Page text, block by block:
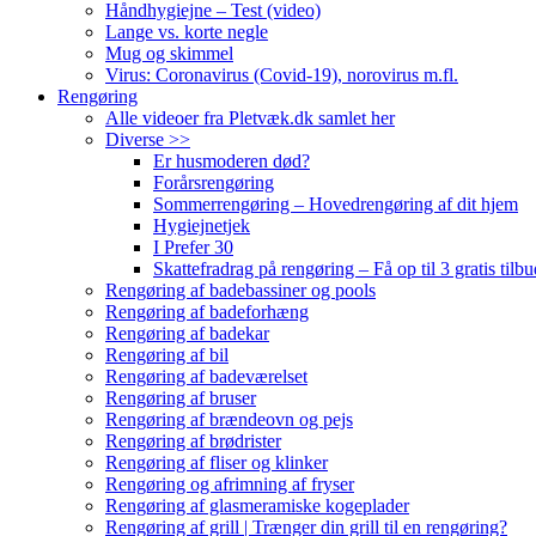
Håndhygiejne – Test (video)
Lange vs. korte negle
Mug og skimmel
Virus: Coronavirus (Covid-19), norovirus m.fl.
Rengøring
Alle videoer fra Pletvæk.dk samlet her
Diverse >>
Er husmoderen død?
Forårsrengøring
Sommerrengøring – Hovedrengøring af dit hjem
Hygiejnetjek
I Prefer 30
Skattefradrag på rengøring – Få op til 3 gratis
Rengøring af badebassiner og pools
Rengøring af badeforhæng
Rengøring af badekar
Rengøring af bil
Rengøring af badeværelset
Rengøring af bruser
Rengøring af brændeovn og pejs
Rengøring af brødrister
Rengøring af fliser og klinker
Rengøring og afrimning af fryser
Rengøring af glasmeramiske kogeplader
Rengøring af grill | Trænger din grill til en rengøring?